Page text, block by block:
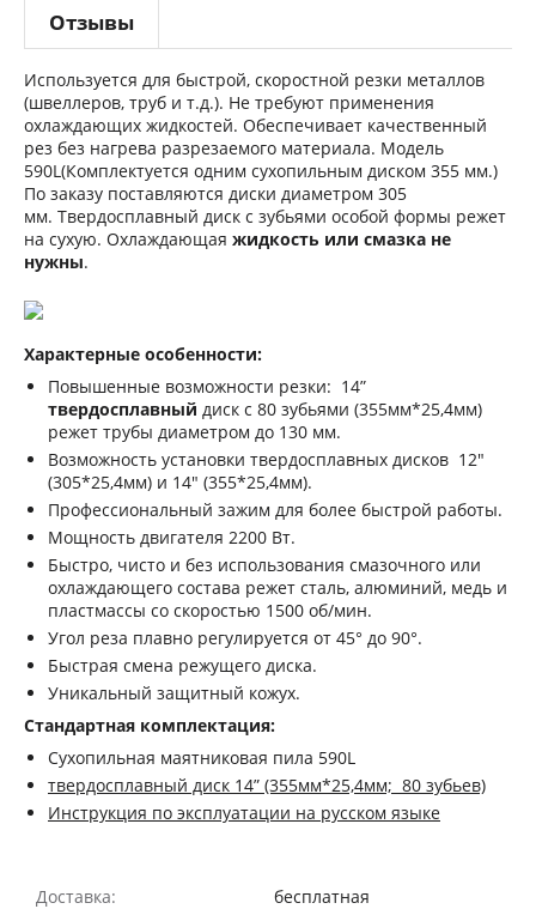
Отзывы
Используется для быстрой, скоростной резки металлов
(швеллеров, труб и т.д.). Не требуют применения
охлаждающих жидкостей. Обеспечивает качественный
рез без нагрева разрезаемого материала. Модель
590L(Комплектуется одним сухопильным диском 355 мм.)
По заказу поставляются диски диаметром 305
мм. Твердосплавный диск с зубьями особой формы режет
на сухую. Охлаждающая жидкость или смазка не
нужны.
Характерные особенности:
Повышенные возможности резки: 14”
твердосплавный диск с 80 зубьями (355мм*25,4мм)
режет трубы диаметром до 130 мм.
Возможность установки твердосплавных дисков 12"
(305*25,4мм) и 14" (355*25,4мм).
Профессиональный зажим для более быстрой работы.
Мощность двигателя 2200 Вт.
Быстро, чисто и без использования смазочного или
охлаждающего состава режет сталь, алюминий, медь и
пластмассы со скоростью 1500 об/мин.
Угол реза плавно регулируется от 45° до 90°.
Быстрая смена режущего диска.
Уникальный защитный кожух.
Стандартная комплектация:
Сухопильная маятниковая пила 590L
твердосплавный диск 14” (355мм*25,4мм; 80 зубьев)
Инструкция по эксплуатации на русском языке
Доставка:
бесплатная